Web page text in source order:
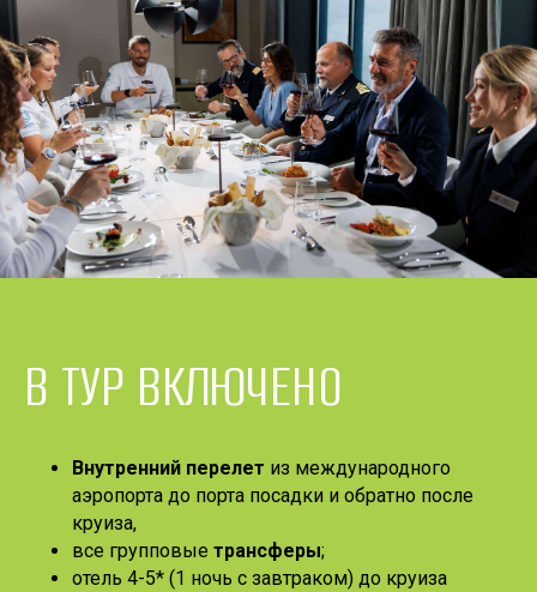
В ТУР ВКЛЮЧЕНО
Внутренний перелет из международного
аэропорта до порта посадки и обратно после
круиза,
все групповые трансферы;
отель 4-5* (1 ночь с завтраком) до круиза